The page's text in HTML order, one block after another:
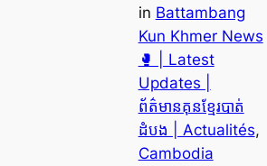
in Battambang
Kun Khmer News
🥊 | Latest
Updates |
ព័ត៌មានគុនខ្មែរបាត់
ដំបង | Actualités
Cambodia